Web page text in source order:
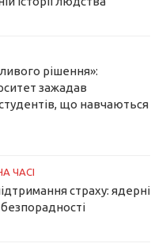
рішення»:
зажадав
що навчаються
ЧАСІ
страху: ядерні